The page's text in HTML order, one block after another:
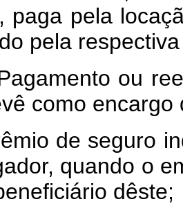
paga pela
pela
ou
como encargo
de seguro
quando o
dêste;